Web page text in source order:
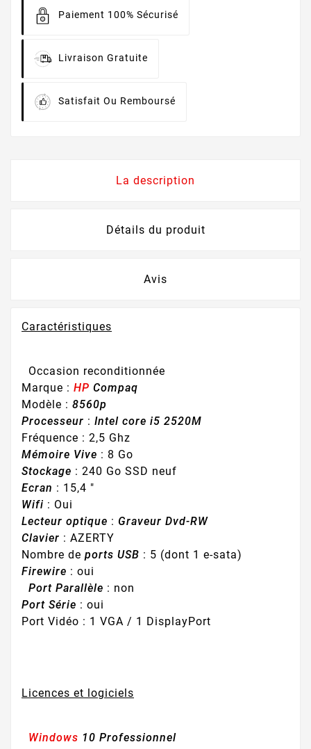
Paiement 100% Sécurisé
Livraison Gratuite
Satisfait Ou Remboursé
La description
Détails du produit
Avis
Caractéristiques
Occasion reconditionnée
Marque : HP Compaq
Modèle : 8560p
Processeur : Intel core i5 2520M
Fréquence : 2,5 Ghz
Mémoire Vive : 8 Go
Stockage : 240 Go SSD neuf
Ecran : 15,4 "
Wifi : Oui
Lecteur optique : Graveur Dvd-RW
Clavier : AZERTY
Nombre de ports USB : 5 (dont 1 e-sata)
Firewire : oui
Port Parallèle : non
Port Série : oui
Port Vidéo : 1 VGA / 1 DisplayPort
Licences et logiciels
Windows 10 Professionnel